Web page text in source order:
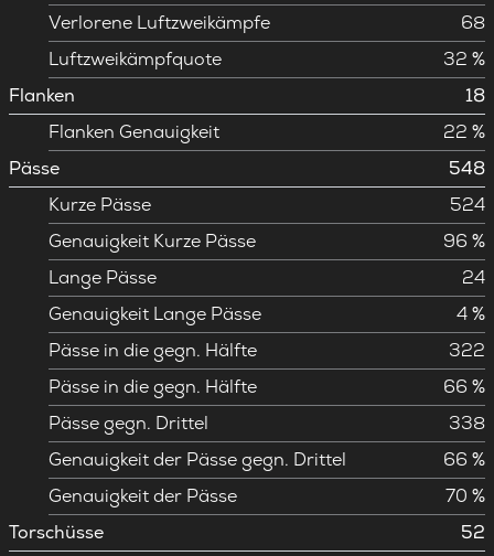
Verlorene Luftzweikämpfe
68
Luftzweikämpfquote
32 %
Flanken
18
Flanken Genauigkeit
22 %
Pässe
548
Kurze Pässe
524
Genauigkeit Kurze Pässe
96 %
Lange Pässe
24
Genauigkeit Lange Pässe
4 %
Pässe in die gegn. Hälfte
322
Pässe in die gegn. Hälfte
66 %
Pässe gegn. Drittel
338
Genauigkeit der Pässe gegn. Drittel
66 %
Genauigkeit der Pässe
70 %
Torschüsse
52